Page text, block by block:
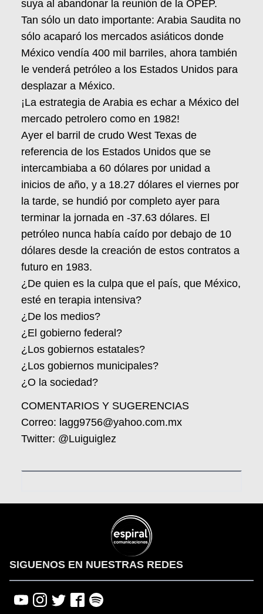
suya al abandonar la reunión de la OPEP.
Tan sólo un dato importante: Arabia Saudita no
sólo acaparó los mercados asiáticos donde
México vendía 400 mil barriles, ahora también
le venderá petróleo a los Estados Unidos para
desplazar a México.
¡La estrategia de Arabia es echar a México del
mercado petrolero como en 1982!
Ayer el barril de crudo West Texas de
referencia de los Estados Unidos que se
intercambiaba a 60 dólares por unidad a
inicios de año, y a 18.27 dólares el viernes por
la tarde, se hundió por completo ayer para
terminar la jornada en -37.63 dólares. El
petróleo nunca había caído por debajo de 10
dólares desde la creación de estos contratos a
futuro en 1983.
¿De quien es la culpa que el país, que México,
esté en terapia intensiva?
¿De los medios?
¿El gobierno federal?
¿Los gobiernos estatales?
¿Los gobiernos municipales?
¿O la sociedad?
COMENTARIOS Y SUGERENCIAS
Correo: lagg9756@yahoo.com.mx
Twitter: @Luiguiglez
SIGUENOS EN NUESTRAS REDES